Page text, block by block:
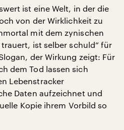
ist eine Welt, in der die
von der Wirklichkeit zu
mit dem zynischen
ist selber schuld“ für
der Wirkung zeigt: Für
dem Tod lassen sich
Lebenstracker
Daten aufzeichnet und
Kopie ihrem Vorbild so